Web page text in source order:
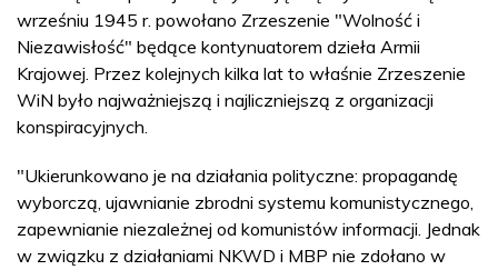
wrześniu 1945 r. powołano Zrzeszenie "Wolność i
Niezawisłość" będące kontynuatorem dzieła Armii
Krajowej. Przez kolejnych kilka lat to właśnie Zrzeszenie
WiN było najważniejszą i najliczniejszą z organizacji
konspiracyjnych.
"Ukierunkowano je na działania polityczne: propagandę
wyborczą, ujawnianie zbrodni systemu komunistycznego,
zapewnianie niezależnej od komunistów informacji. Jednak
w związku z działaniami NKWD i MBP nie zdołano w